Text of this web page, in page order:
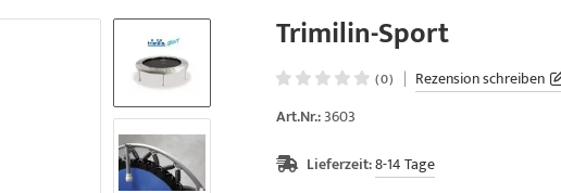
Trimilin-Sport
(0) | Rezension schreiben
Art.Nr.:3603
Lieferzeit:8-14 Tage